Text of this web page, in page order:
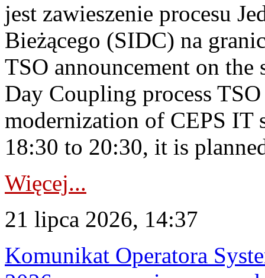
jest zawieszenie procesu
Bieżącego (SIDC) na
TSO announcement on
Day Coupling process
modernization of CEPS IT
18:30 to 20:30, it is
Więcej...
21 lipca 2026, 14:37
Komunikat Operatora